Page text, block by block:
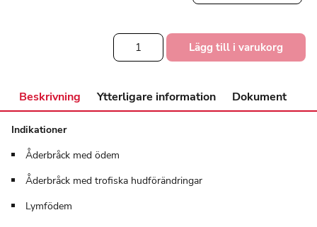
VenoTrain®
impuls
knästrumpa
2,
öppen
Lägg till i varukorg
Beskrivning Ytterligare information Dokument
Indikationer
Åderbråck med ödem
Åderbråck med trofiska hudförändringar
Lymfödem